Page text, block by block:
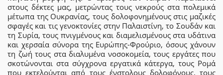
στους δέκτες μας, μετρώντας τους νεκρούς στα πολεμικά
μέτωπα της Ουκρανίας, τους δολοφονημένους στις μαζικές
σφαγές και τις γενοκτονίες στην Παλαιστίνη, το Σουδάν και
τη Συρία, τους πνιγμένους και διαμελισμένους στα υδάτινα
και χερσαία σύνορα της Ευρώπης-Φρούριο, όσους χάνουν
τη ζωή τους στα διαλυμένα νοσοκομεία, τους εργάτες που
σκοτώνονται στα σύγχρονα εργατικά κάτεργα, τους Ρομά
που εκτελούνται από τους ένστολους δολοφόνους, τους